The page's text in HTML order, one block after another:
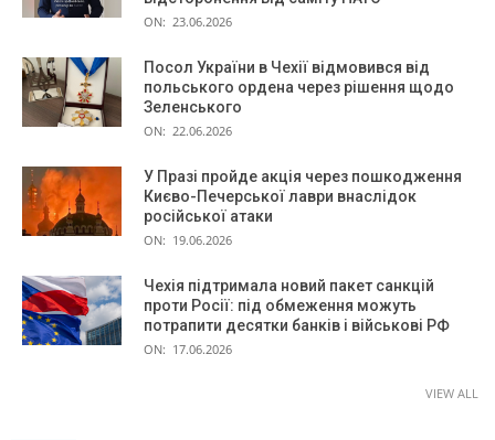
ON: 23.06.2026
Посол України в Чехії відмовився від
польського ордена через рішення щодо
Зеленського
ON: 22.06.2026
У Празі пройде акція через пошкодження
Києво-Печерської лаври внаслідок
російської атаки
ON: 19.06.2026
Чехія підтримала новий пакет санкцій
проти Росії: під обмеження можуть
потрапити десятки банків і військові РФ
ON: 17.06.2026
VIEW ALL